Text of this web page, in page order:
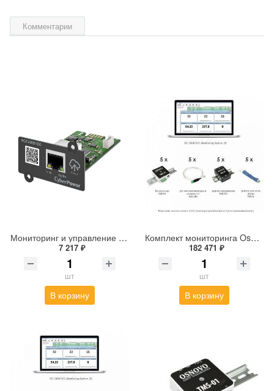
Комментарии
Мониторинг и управление CyberPower RCCARD100
7 217 ₽
шт
В корзину
Комплект мониторинга Osnovo № 5-5-5
182 471 ₽
шт
В корзину